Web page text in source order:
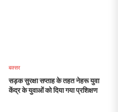
बक्सर
सड़क सुरक्षा सप्ताह के तहत नेहरू युवा
केंद्र के युवाओं को दिया गया प्रशिक्षण